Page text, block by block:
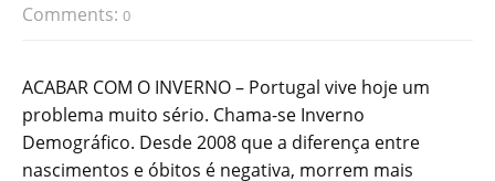
Comments: 0
ACABAR COM O INVERNO – Portugal vive hoje um
problema muito sério. Chama-se Inverno
Demográfico. Desde 2008 que a diferença entre
nascimentos e óbitos é negativa, morrem mais